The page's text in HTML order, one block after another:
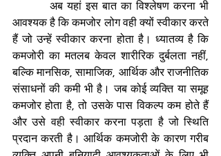
अब यहां इस बात का विश्लेषण करना भी
आवश्यक है कि कमजोर लोग वही क्यों स्वीकार करते
हैं जो उन्हें स्वीकार करना होता है। ध्यातव्य है कि
कमजोरी का मतलब केवल शारीरिक दुर्बलता नहीं,
बल्कि मानसिक, सामाजिक, आर्थिक और राजनीतिक
संसाधनों की कमी भी है। जब कोई व्यक्ति या समूह
कमजोर होता है, तो उसके पास विकल्प कम होते हैं
और उसे वही स्वीकार करना पड़ता है जो स्थिति
प्रदान करती है। आर्थिक कमजोरी के कारण गरीब